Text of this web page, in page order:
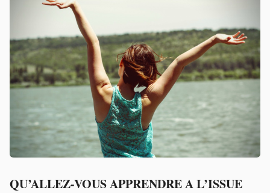
QU’ALLEZ-VOUS APPRENDRE A L’ISSUE